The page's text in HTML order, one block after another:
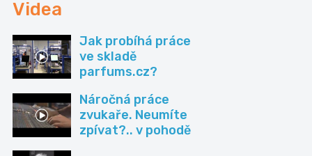
Videa
Jak probíhá práce
ve skladě
parfums.cz?
Náročná práce
zvukaře. Neumíte
zpívat?.. v pohodě